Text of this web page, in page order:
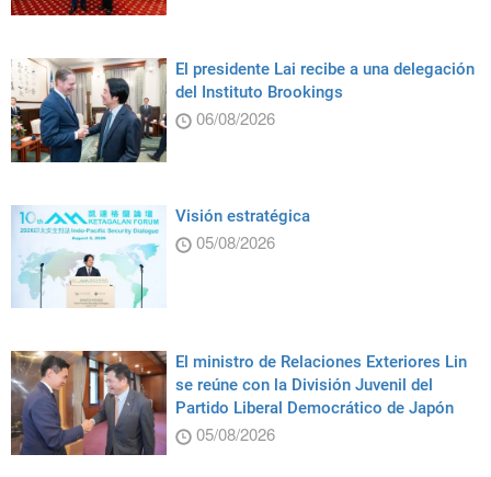
El presidente Lai recibe a una delegación
del Instituto Brookings
06/08/2026
Visión estratégica
05/08/2026
El ministro de Relaciones Exteriores Lin
se reúne con la División Juvenil del
Partido Liberal Democrático de Japón
05/08/2026